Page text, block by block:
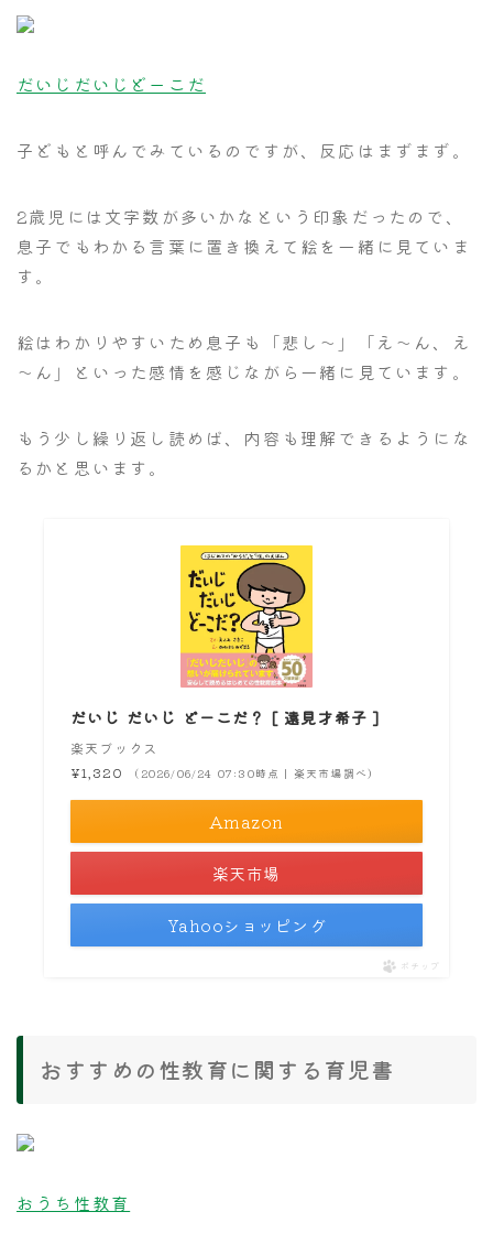
だいじだいじどーこだ
子どもと呼んでみているのですが、反応はまずまず。
2歳児には文字数が多いかなという印象だったので、
息子でもわかる言葉に置き換えて絵を一緒に見ていま
す。
絵はわかりやすいため息子も「悲し～」「え～ん、え
～ん」といった感情を感じながら一緒に見ています。
もう少し繰り返し読めば、内容も理解できるようにな
るかと思います。
だいじ だいじ どーこだ？ [ 遠見才希子 ]
楽天ブックス
¥1,320
（2026/06/24 07:30時点 | 楽天市場調べ）
Amazon
楽天市場
Yahooショッピング
ポチップ
おすすめの性教育に関する育児書
おうち性教育